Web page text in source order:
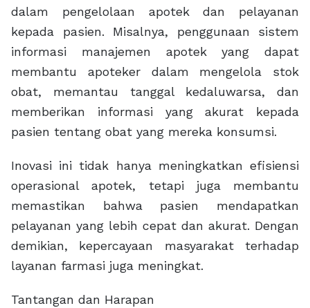
dalam pengelolaan apotek dan pelayanan
kepada pasien. Misalnya, penggunaan sistem
informasi manajemen apotek yang dapat
membantu apoteker dalam mengelola stok
obat, memantau tanggal kedaluwarsa, dan
memberikan informasi yang akurat kepada
pasien tentang obat yang mereka konsumsi.
Inovasi ini tidak hanya meningkatkan efisiensi
operasional apotek, tetapi juga membantu
memastikan bahwa pasien mendapatkan
pelayanan yang lebih cepat dan akurat. Dengan
demikian, kepercayaan masyarakat terhadap
layanan farmasi juga meningkat.
Tantangan dan Harapan